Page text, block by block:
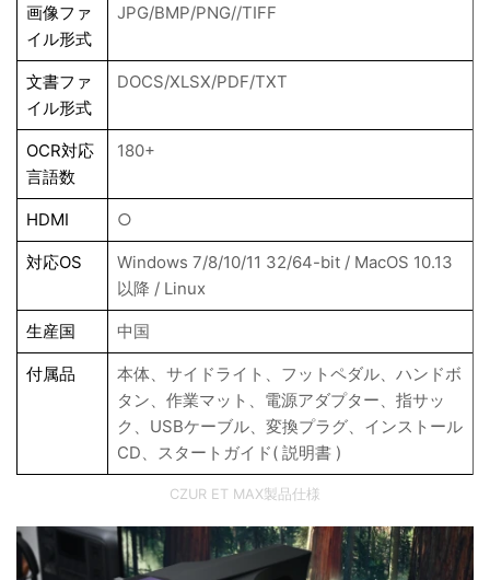
画像ファ
イル形式
JPG/BMP/PNG//TIFF
文書ファ
イル形式
DOCS/XLSX/PDF/TXT
OCR対応
言語数
180+
HDMI ○
対応OS
Windows 7/8/10/11 32/64-bit / MacOS 10.13
以降 / Linux
生産国 中国
付属品
本体、サイドライト、フットペダル、ハンドボ
タン、作業マット、電源アダプター、指サッ
ク、USBケーブル、変換プラグ、インストール
CD、スタートガイド( 説明書 )
CZUR ET MAX製品仕様